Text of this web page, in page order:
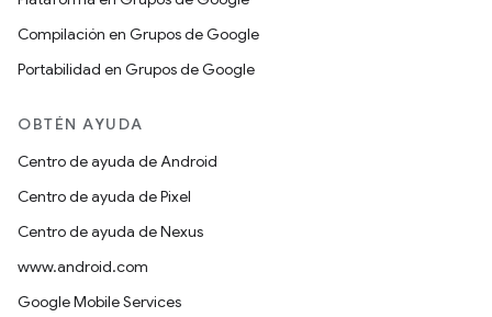
Compilación en Grupos de Google
Portabilidad en Grupos de Google
OBTÉN AYUDA
Centro de ayuda de Android
Centro de ayuda de Pixel
Centro de ayuda de Nexus
www.android.com
Google Mobile Services